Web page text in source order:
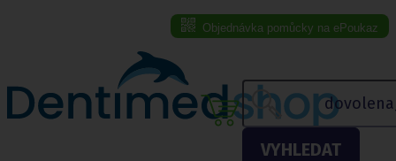
Objednávka pomůcky na ePoukaz
VYHLEDAT